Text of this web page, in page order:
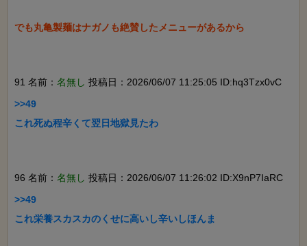
でも丸亀製麺はナガノも絶賛したメニューがあるから
91 名前： 名無し 投稿日：2026/06/07 11:25:05 ID:hq3Tzx0vC
>>49
これ死ぬ程辛くて翌日地獄見たわ
96 名前： 名無し 投稿日：2026/06/07 11:26:02 ID:X9nP7IaRC
>>49
これ栄養スカスカのくせに高いし辛いしほんま